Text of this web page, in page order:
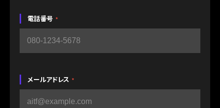
電話番号 *
メールアドレス *